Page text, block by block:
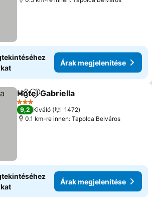
Árak megjelenítése
Megosztás
Hozzáadás a kedvencekhez
Hotel Gabriella
3 Kategória
9,2 Kiváló
1472
0.1 km-re innen: Tapolca Belváros
Árak megjelenítése